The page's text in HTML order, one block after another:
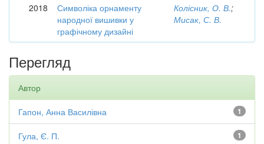
2018
Символіка орнаменту
народної вишивки у
графічному дизайні
Колісник, О. В.;
Мисак, С. В.
Перегляд
Автор
1
Гапон, Анна Василівна
1
Гула, Є. П.